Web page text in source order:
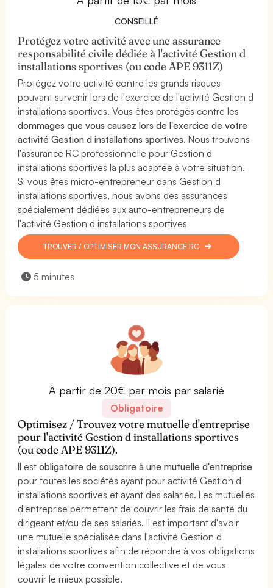
CONSEILLÉ
Protégez votre activité avec une assurance
responsabilité civile dédiée à l'activité Gestion d
installations sportives (ou code APE 9311Z)
Protégez votre activité contre les grands risques
pouvant survenir lors de l'exercice de l'activité Gestion d
installations sportives. Vous êtes protégés contre les
dommages que vous causez lors de l'exercice de votre
activité Gestion d installations sportives. Nous trouvons
l'assurance RC professionnelle pour Gestion d
installations sportives la plus adaptée à votre situation.
Si vous êtes micro-entrepreneur dans Gestion d
installations sportives, nous avons des assurances
spécialement dédiées aux auto-entrepreneurs de
l'activité Gestion d installations sportives
TROUVER / OPTIMISER MON ASSURANCE RC
5 minutes
À partir de 20€ par mois par salarié
Obligatoire
Optimisez / Trouvez votre mutuelle d'entreprise
pour l'activité Gestion d installations sportives
(ou code APE 9311Z).
Il estobligatoire de souscrire à une mutuelle d'entreprise
pour toutes les sociétés ayant pour activité Gestion d
installations sportives et ayant des salariés. Les mutuelles
d'entreprise permettent de couvrir les frais de santé du
dirigeant et/ou de ses salariés. Il est important d'avoir
une mutuelle spécialisée dans l'activité Gestion d
installations sportives afin de répondre à vos obligations
légales de votre convention collective et de vous
couvrir le mieux possible.